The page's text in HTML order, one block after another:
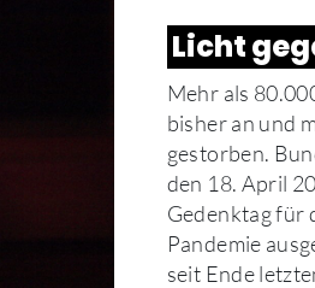
Licht
Mehr als
bisher an und
gestorben.
den 18. April
Gedenktag für
Pandemie
seit Ende